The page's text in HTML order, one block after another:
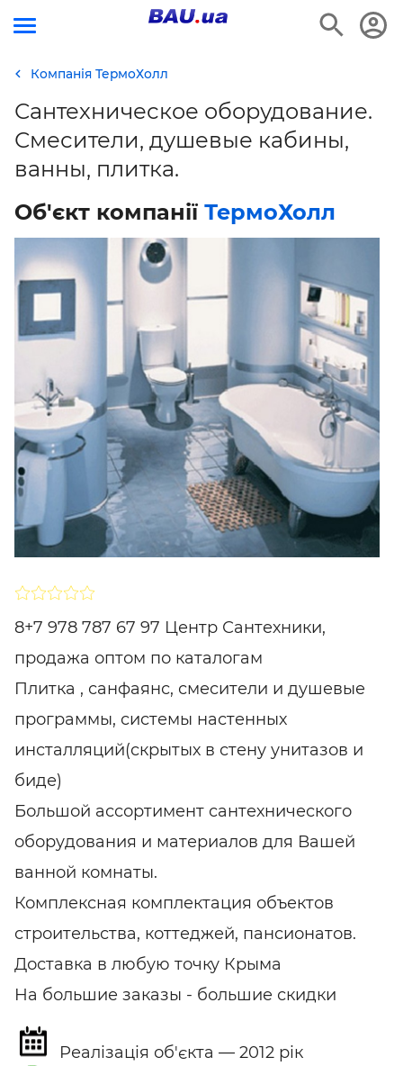
Компанія ТермоХолл
Сантехническое оборудование.
Смесители, душевые кабины,
ванны, плитка.
Об'єкт компанії ТермоХолл
SHARE ПІДПИСАТИСЯ
8+7 978 787 67 97 Центр Сантехники,
продажа оптом по каталогам
Плитка , санфаянс, смесители и душевые
программы, системы настенных
инсталляций(скрытых в стену унитазов и
биде)
Большой ассортимент сантехнического
оборудования и материалов для Вашей
ванной комнаты.
Комплексная комплектация объектов
строительства, коттеджей, пансионатов.
Доставка в любую точку Крыма
На большие заказы - большие скидки
Реалізація об'єкта — 2012 рік